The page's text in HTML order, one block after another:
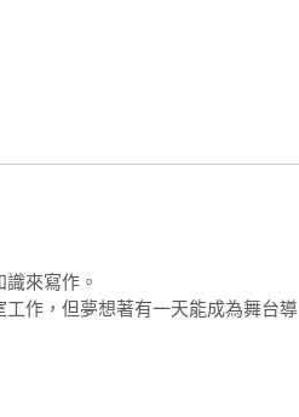
來寫作。
作，但夢想著有一天能成為舞台導